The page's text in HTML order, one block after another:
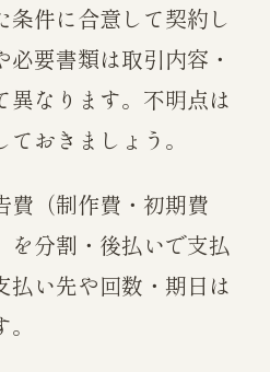
条件に合意して契約し
必要書類は取引内容・
異なります。不明点は
おきましょう。
費（制作費・初期費
を分割・後払いで支払
払い先や回数・期日は